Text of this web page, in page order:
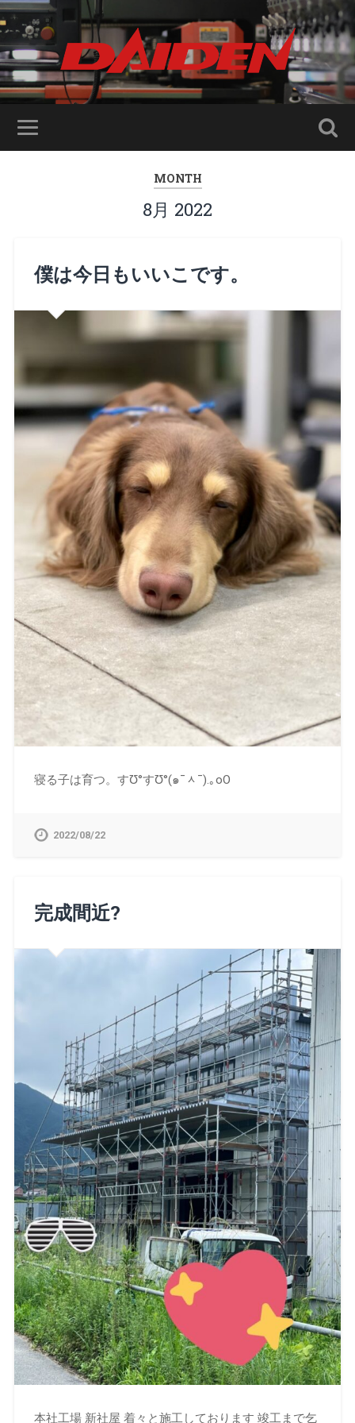
MONTH
8月 2022
僕は今日もいいこです。
寝る子は育つ。すƱ°すƱ°(๑¯ᆺ¯).｡oO
2022/08/22
完成間近?
本社工場 新社屋 着々と施工しております 竣工まで乞